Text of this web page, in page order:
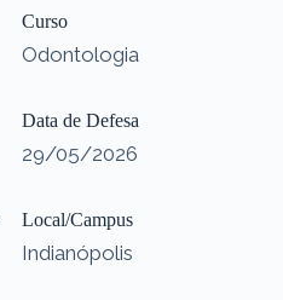
Curso
Odontologia
Data de Defesa
29/05/2026
Local/Campus
Indianópolis